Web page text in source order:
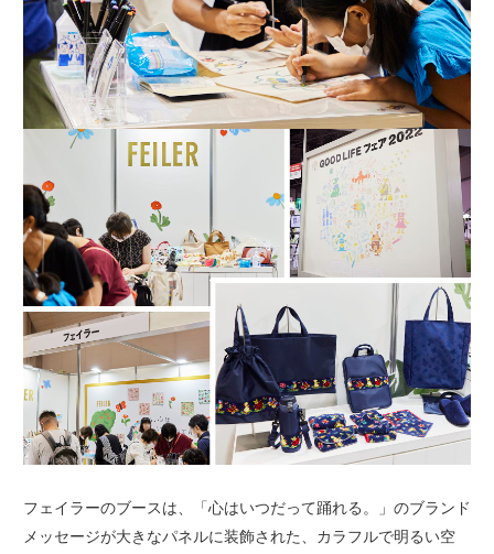
フェイラーのブースは、「心はいつだって踊れる。」のブランド
メッセージが大きなパネルに装飾された、カラフルで明るい空